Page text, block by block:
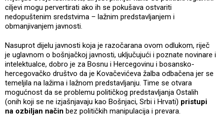
ciljevi mogu pervertirati ako ih se pokušava ostvariti
nedopuštenim sredstvima – lažnim predstavljanjem i
obmanjivanjem javnosti.
Nasuprot dijelu javnosti koja je razočarana ovom odlukom, riječ
je uglavnom o bošnjačkoj javnosti, uključujući i poznate novinare i
intelektualce, dobro je za Bosnu i Hercegovinu i bosansko-
hercegovačko društvo da je Kovačevićeva žalba odbačena jer se
temeljila na lažima i lažnom predstavljanju. Time se otvara
mogućnost da se problemu političkog predstavljanja Ostalih
(onih koji se ne izjašnjavaju kao Bošnjaci, Srbi i Hrvati) pristupi
na ozbiljan način bez političkih manipulacija i prevara.